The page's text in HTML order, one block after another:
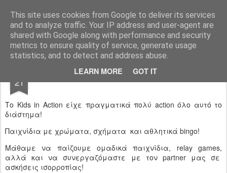
This site uses cookies from Google to deliver its services
and to analyze traffic. Your IP address and user-agent are
shared with Google along with performance and security
metrics to ensure quality of service, generate usage
statistics, and to detect and address abuse.
LEARN MORE GOT IT
Ιδιωτικό Δημοτικό Σχολείο "Ι.Μ.ΔΕΛΑΣΑΛ"
21 One two three Kids in Action
Το Kids in Action είχε πραγματικά πολύ action όλο αυτό το
διάστημα!
Παιχνίδια με χρώματα, σχήματα και αθλητικά bingo!
Μάθαμε να παίζουμε ομαδικά παιχνίδια, relay games,
αλλά και να συνεργαζόμαστε με τον partner μας σε
ασκήσεις ισορροπίας!